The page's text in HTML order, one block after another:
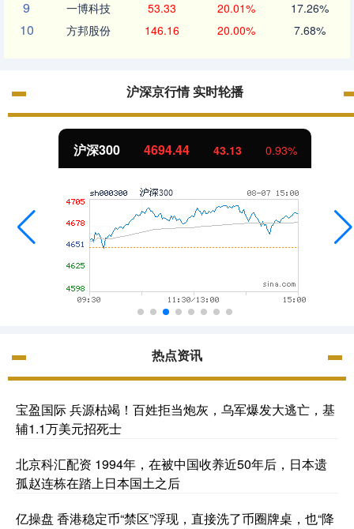
9 一博科技 53.33 20.01% 17.26%
10 方邦股份 146.16 20.00% 7.68%
沪深京行情 实时轮播
沪深300 4694.44 43.13 0.93%
热点资讯
宝盈国际 兵源枯竭！百姓拒当炮灰，乌军爆发大逃亡，基
辅1.1万美元招死士
北京科汇配资 1994年，在被中国收养近50年后，日本遗
孤赵连栋在踏上日本国土之后
亿操盘 香港稳定币“禁区”浮现，直接洗了币圈牌桌，也“降